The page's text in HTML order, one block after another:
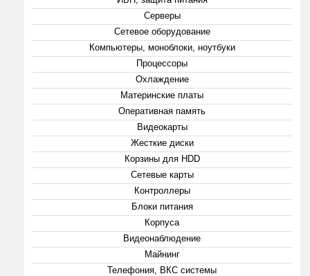
Серверы
Сетевое оборудование
Компьютеры, моноблоки, ноутбуки
Процессоры
Охлаждение
Материнские платы
Оперативная память
Видеокарты
Жесткие диски
Корзины для HDD
Сетевые карты
Контроллеры
Блоки питания
Корпуса
Видеонаблюдение
Майнинг
Телефония, ВКС системы